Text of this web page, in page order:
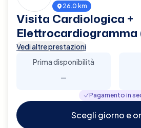
26.0 km
Visita Cardiologica +
Elettrocardiogramma
Vedi altre prestazioni
Prima disponibilità
-
Pagamento in
Scegli giorno e